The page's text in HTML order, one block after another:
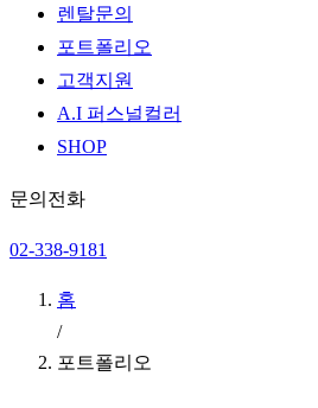
렌탈문의
포트폴리오
고객지원
A.I 퍼스널컬러
SHOP
문의전화
02-338-9181
홈
/
포트폴리오